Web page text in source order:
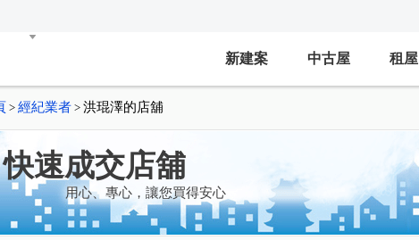
新建案 中古屋 租屋
> 經紀業者 > 洪琨澤的店舖
快速成交店舖
用心、專心，讓您買得安心